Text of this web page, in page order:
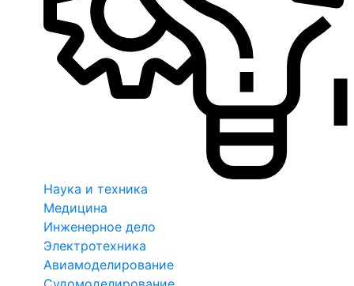
Наука и техника
Медицина
Инженерное дело
Электротехника
Авиамоделирование